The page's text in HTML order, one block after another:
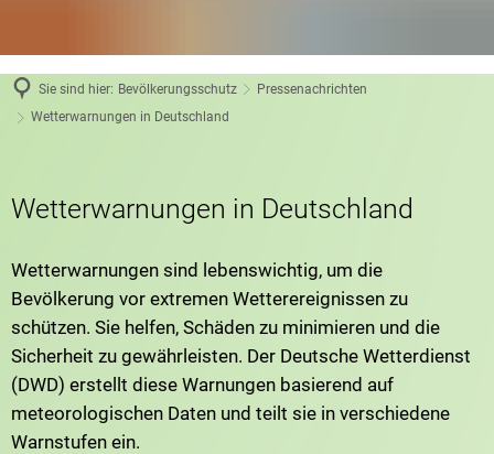
Sie sind hier: Bevölkerungsschutz
Pressenachrichten
Wetterwarnungen in Deutschland
Wetterwarnungen in Deutschland
Wetterwarnungen sind lebenswichtig, um die
Bevölkerung vor extremen Wetterereignissen zu
schützen. Sie helfen, Schäden zu minimieren und die
Sicherheit zu gewährleisten. Der Deutsche Wetterdienst
(DWD) erstellt diese Warnungen basierend auf
meteorologischen Daten und teilt sie in verschiedene
Warnstufen ein.